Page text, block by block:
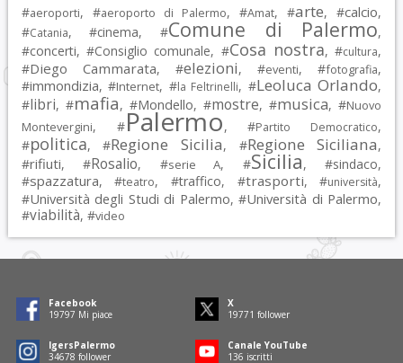
#aeroporti, #aeroporto di Palermo, #Amat, #arte, #calcio,
#Catania, #cinema, #Comune di Palermo,
#concerti, #Consiglio comunale, #Cosa nostra, #cultura,
#Diego Cammarata, #elezioni, #eventi, #fotografia,
#immondizia, #Internet, #la Feltrinelli, #Leoluca Orlando,
#libri, #mafia, #Mondello, #mostre, #musica, #Nuovo
Montevergini, #Palermo, #Partito Democratico,
#politica, #Regione Sicilia, #Regione Siciliana,
#rifiuti, #Rosalio, #serie A, #Sicilia, #sindaco,
#spazzatura, #teatro, #traffico, #trasporti, #università,
#Università degli Studi di Palermo, #Università di Palermo,
#viabilità, #video
Facebook
19797 Mi piace
X
19771 follower
IgersPalermo
34678 follower
Canale YouTube
136 iscritti